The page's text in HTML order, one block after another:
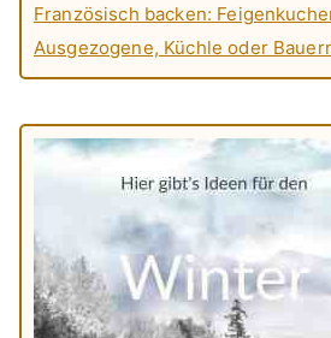
Französisch backen:
Ausgezogene, Küchle oder